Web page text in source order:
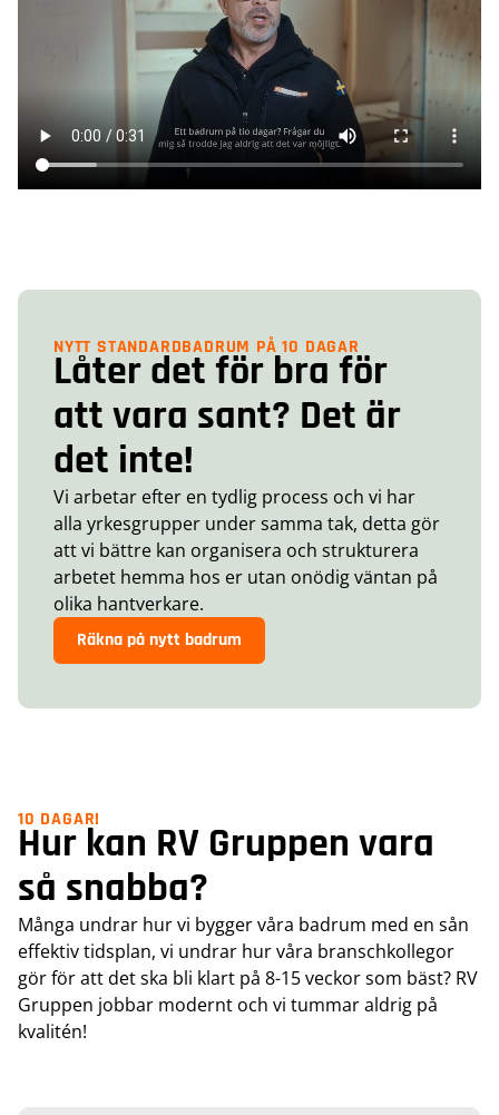
NYTT STANDARDBADRUM PÅ 10 DAGAR
Låter det för bra för
att vara sant? Det är
det inte!
Vi arbetar efter en tydlig process och vi har
alla yrkesgrupper under samma tak, detta gör
att vi bättre kan organisera och strukturera
arbetet hemma hos er utan onödig väntan på
olika hantverkare.
Räkna på nytt badrum
10 DAGAR!
Hur kan RV Gruppen vara
så snabba?
Många undrar hur vi bygger våra badrum med en sån
effektiv tidsplan, vi undrar hur våra branschkollegor
gör för att det ska bli klart på 8-15 veckor som bäst? RV
Gruppen jobbar modernt och vi tummar aldrig på
kvalitén!